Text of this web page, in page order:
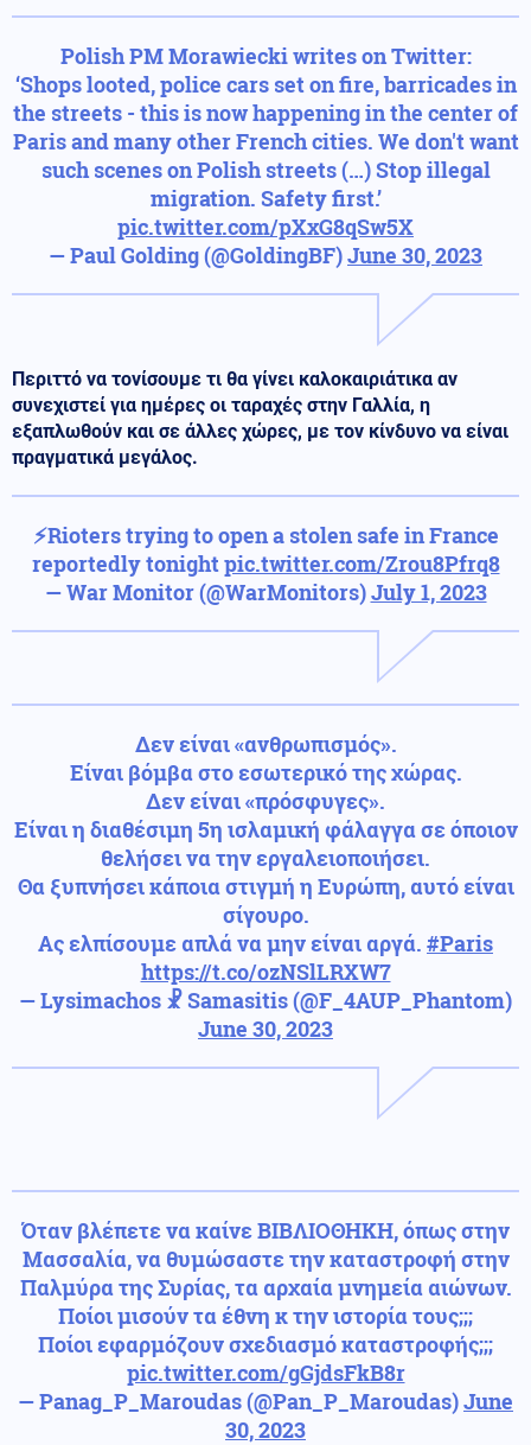
Polish PM Morawiecki writes on Twitter:
‘Shops looted, police cars set on fire, barricades in
the streets - this is now happening in the center of
Paris and many other French cities. We don't want
such scenes on Polish streets (…) Stop illegal
migration. Safety first.’
pic.twitter.com/pXxG8qSw5X
— Paul Golding (@GoldingBF)June 30, 2023
Περιττό να τονίσουμε τι θα γίνει καλοκαιριάτικα αν
συνεχιστεί για ημέρες οι ταραχές στην Γαλλία, η
εξαπλωθούν και σε άλλες χώρες, με τον κίνδυνο να είναι
πραγματικά μεγάλος.
⚡️Rioters trying to open a stolen safe in France
reportedly tonightpic.twitter.com/Zrou8Pfrq8
— War Monitor (@WarMonitors)July 1, 2023
Δεν είναι «ανθρωπισμός».
Είναι βόμβα στο εσωτερικό της χώρας.
Δεν είναι «πρόσφυγες».
Είναι η διαθέσιμη 5η ισλαμική φάλαγγα σε όποιον
θελήσει να την εργαλειοποιήσει.
Θα ξυπνήσει κάποια στιγμή η Ευρώπη, αυτό είναι
σίγουρο.
Ας ελπίσουμε απλά να μην είναι αργά. #Paris
https://t.co/ozNSlLRXW7
— Lysimachos ☧ Samasitis (@F_4AUP_Phantom)
June 30, 2023
Όταν βλέπετε να καίνε ΒΙΒΛΙΟΘΗΚΗ, όπως στην
Μασσαλία, να θυμώσαστε την καταστροφή στην
Παλμύρα της Συρίας, τα αρχαία μνημεία αιώνων.
Ποίοι μισούν τα έθνη κ την ιστορία τους;;;
Ποίοι εφαρμόζουν σχεδιασμό καταστροφής;;;
pic.twitter.com/gGjdsFkB8r
— Panag_P_Maroudas (@Pan_P_Maroudas)June
30, 2023